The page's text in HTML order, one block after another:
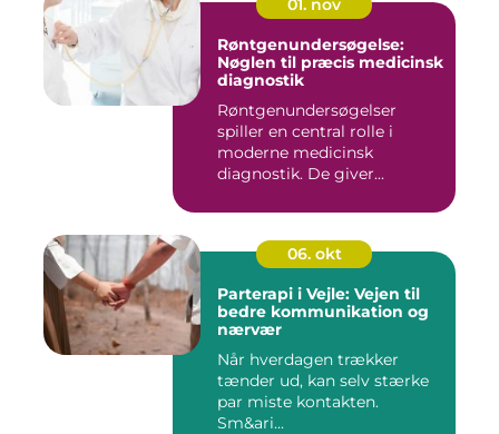
01. nov
Røntgenundersøgelse:
Nøglen til præcis medicinsk
diagnostik
Røntgenundersøgelser
spiller en central rolle i
moderne medicinsk
diagnostik. De giver...
06. okt
Parterapi i Vejle: Vejen til
bedre kommunikation og
nærvær
Når hverdagen trækker
tænder ud, kan selv stærke
par miste kontakten.
Sm&ari...